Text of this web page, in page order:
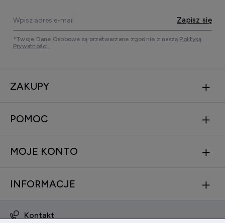
Zapisz się
*Twoje Dane Osobowe są przetwarzane zgodnie z naszą Polityką
Prywatności.
ZAKUPY
POMOC
MOJE KONTO
INFORMACJE
Kontakt